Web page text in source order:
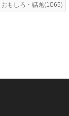
おもしろ・話題(1065)